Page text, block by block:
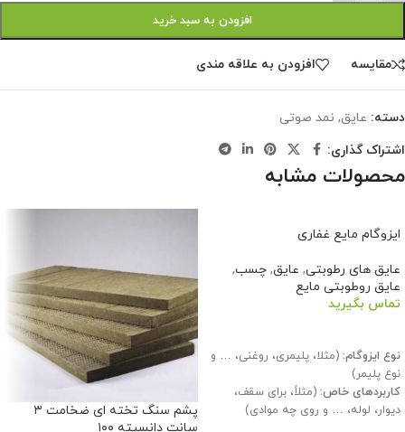
افزودن به سبد خرید
مقايسه افزودن به علاقه مندی
دسته: عایق, نمد صوتی
اشتراک گذاری:
محصولات مشابه
ایزوگام مایع غفاری
عایق های رطوبتی, عایق, چسب,
عایق روطوبتی مایع
تماس بگیرید
نوع ایزوگام: (مثلا، پلیمری، روغنی، … و
نوع پلیمر)
کاربردهای خاص: (مثلاً، برای سقف،
دیوار، لوله، … و روی چه موادی)
پشم سنگ تخته ای ضخامت ۳
سانت دانسیته ۱۰۰